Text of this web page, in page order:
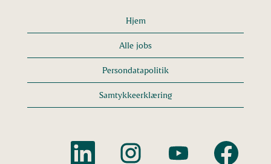
Hjem
Alle jobs
Persondatapolitik
Samtykkeerklæring
Å
b
n